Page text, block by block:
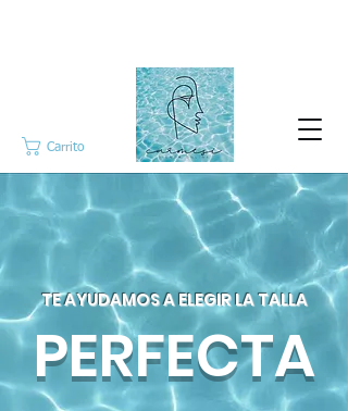
Carrito
TE AYUDAMOS A ELEGIR LA TALLA
PERFECTA